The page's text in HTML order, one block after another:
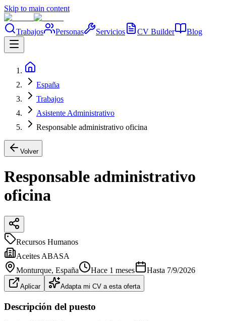
Skip to main content
Trabajos Personas Servicios CV Builder Blog
España
Trabajos
Asistente Administrativo
Responsable administrativo oficina
Volver
Responsable administrativo
oficina
Recursos Humanos
Aceites ABASA
Monturque, España Hace 1 meses Hasta 7/9/2026
Aplicar Adapta mi CV a esta oferta
Descripción del puesto